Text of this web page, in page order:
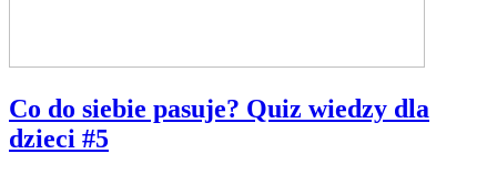
Co do siebie pasuje? Quiz wiedzy dla
dzieci #5